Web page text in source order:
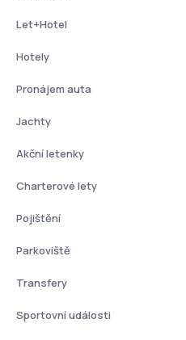
Let+Hotel
Hotely
Pronájem auta
Jachty
Akční letenky
Charterové lety
Pojištění
Parkoviště
Transfery
Sportovní události